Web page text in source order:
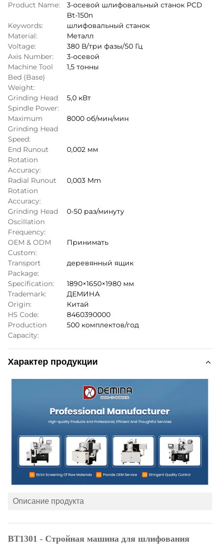
Product Name:
3-осевой шлифовальный станок PCD
Bt-150n
Keywords:
шлифовальный станок
Material:
Металл
Voltage:
380 В/три фазы/50 Гц
Axis Number:
3-осевой
Machine Tool
Bed (Base)
Weight:
1,5 тонны
Grinding Head
Spindle Power:
5,0 кВт
Maximum
Grinding Head
Speed:
8000 об/мин/мин
End Runout
Rotation
Accuracy:
0,002 мм
Radial Runout
Rotation
Accuracy:
0,003 Mm
Grinding Head
Oscillation
Frequency:
0-50 раз/минуту
OEM & ODM
Custom:
Принимать
Transport
Package:
деревянный ящик
Specification:
1890×1650×1980 мм
Trademark:
ДЕМИНА
Origin:
Китай
HS Code:
8460390000
Production
Capacity:
500 комплектов/год
Характер продукции
Описание продукта
BT1301 - Стройная машина для шлифования